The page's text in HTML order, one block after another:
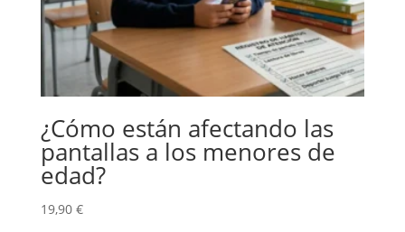
¿Cómo están afectando las
pantallas a los menores de
edad?
19,90 €